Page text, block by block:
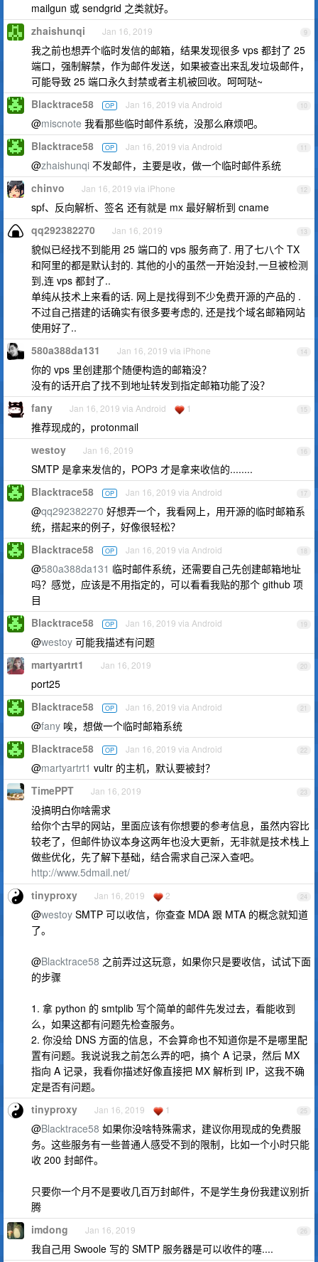
mailgun 或 sendgrid 之类就好。
9
zhaishunqi Jan 16, 2019
我之前也想弄个临时发信的邮箱，结果发现很多 vps 都封了 25
端口，强制解禁，作为邮件发送，如果被查出来乱发垃圾邮件，
可能导致 25 端口永久封禁或者主机被回收。呵呵哒~
10
Blacktrace58 OP Jan 16, 2019 via Android
@miscnote 我看那些临时邮件系统，没那么麻烦吧。
11
Blacktrace58 OP Jan 16, 2019 via Android
@zhaishunqi 不发邮件，主要是收，做一个临时邮件系统
12
chinvo Jan 16, 2019 via iPhone
spf、反向解析、签名 还有就是 mx 最好解析到 cname
13
qq292382270 Jan 16, 2019
貌似已经找不到能用 25 端口的 vps 服务商了. 用了七八个 TX
和阿里的都是默认封的. 其他的小的虽然一开始没封,一旦被检测
到,连 vps 都封了..
单纯从技术上来看的话. 网上是找得到不少免费开源的产品的 .
不过自己搭建的话确实有很多要考虑的, 还是找个域名邮箱网站
使用好了..
14
580a388da131 Jan 16, 2019 via iPhone
你的 vps 里创建那个随便构造的邮箱没？
没有的话开启了找不到地址转发到指定邮箱功能了没？
15
fany Jan 16, 2019 via Android 1
推荐现成的，protonmail
16
westoy Jan 16, 2019
SMTP 是拿来发信的，POP3 才是拿来收信的........
17
Blacktrace58 OP Jan 16, 2019 via Android
@qq292382270 好想弄一个，我看网上，用开源的临时邮箱系
统，搭起来的例子，好像很轻松？
18
Blacktrace58 OP Jan 16, 2019 via Android
@580a388da131 临时邮件系统，还需要自己先创建邮箱地址
吗？感觉，应该是不用指定的，可以看看我贴的那个 github 项
目
19
Blacktrace58 OP Jan 16, 2019 via Android
@westoy 可能我描述有问题
20
martyartrt1 Jan 16, 2019
port25
21
Blacktrace58 OP Jan 16, 2019 via Android
@fany 唉，想做一个临时邮箱系统
22
Blacktrace58 OP Jan 16, 2019 via Android
@martyartrt1 vultr 的主机，默认要被封？
23
TimePPT Jan 16, 2019
没搞明白你啥需求
给你个古早的网站，里面应该有你想要的参考信息，虽然内容比
较老了，但邮件协议本身这两年也没大更新，无非就是技术栈上
做些优化，先了解下基础，结合需求自己深入查吧。
http://www.5dmail.net/
24
tinyproxy Jan 16, 2019 2
@westoy SMTP 可以收信，你查查 MDA 跟 MTA 的概念就知道
了。
@Blacktrace58 之前弄过这玩意，如果你只是要收信，试试下面
的步骤
1. 拿 python 的 smtplib 写个简单的邮件先发过去，看能收到
么，如果这都有问题先检查服务。
2. 你没给 DNS 方面的信息，不会算命也不知道你是不是哪里配
置有问题。我说说我之前怎么弄的吧，搞个 A 记录，然后 MX
指向 A 记录，我看你描述好像直接把 MX 解析到 IP，这我不确
定是否有问题。
25
tinyproxy Jan 16, 2019 1
@Blacktrace58 如果你没啥特殊需求，建议你用现成的免费服
务。这些服务有一些普通人感受不到的限制，比如一个小时只能
收 200 封邮件。
只要你一个月不是要收几百万封邮件，不是学生身份我建议别折
腾
26
imdong Jan 16, 2019
我自己用 Swoole 写的 SMTP 服务器是可以收件的噻....